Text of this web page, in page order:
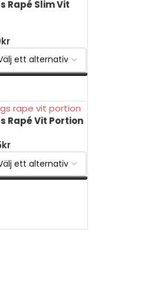
Rapé Slim Vit
kr
Rapé Vit Portion
kr